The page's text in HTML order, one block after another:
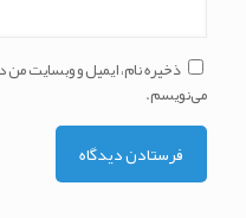
ذخیره نام، ایمیل و وبسایت من
می‌نویسم.